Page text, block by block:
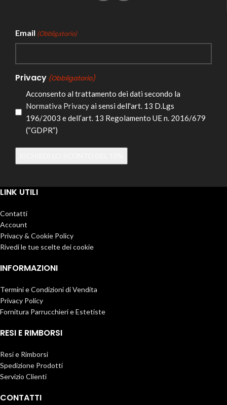
Email (Obbligatorio)
Privacy (Obbligatorio)
Acconsento al trattamento dei dati secondo la
Normativa Privacyai sensi dell'art. 13 D.Lgs
196/2003 e dell’art. 13 Regolamento UE n. 2016/679
(“GDPR”)
LINK UTILI
Contatti
Account
Privacy & Cookie Policy
Rivedi le tue scelte dei cookie
INFORMAZIONI
Termini e Condizioni di Vendita
Privacy Policy
Fornitura Parrucchieri e Estetiste
RESI E RIMBORSI
Resi e Rimborsi
Spedizione Prodotti
Servizio Clienti
CONTATTI